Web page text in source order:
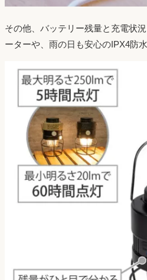
その他、バッテリー残量と充電状
ーターや、雨の日も安心のIPX4防